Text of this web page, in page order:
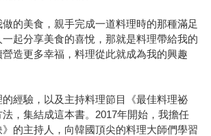
的美食，親手完成一道料理時的那種滿足
起分享美食的喜悅，那就是料理帶給我的
造更多幸福，料理從此就成為我的興趣
經驗，以及主持料理節目《最佳料理祕
，集結成這本書。2017年開始，我擔任
的主持人，向韓國頂尖的料理大師們學習